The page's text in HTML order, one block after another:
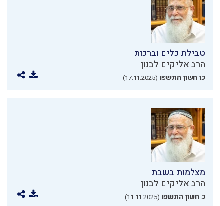
טבילת כלים וברכות
הרב אליקים לבנון
כו חשון התשפו (17.11.2025)
מצלמות בשבת
הרב אליקים לבנון
כ חשון התשפו (11.11.2025)